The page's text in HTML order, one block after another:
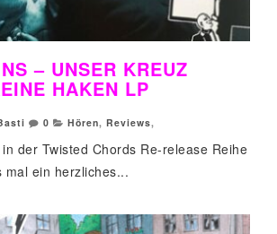
– UNSER KREUZ
HAKEN LP
0 Hören, Reviews,
der Twisted Chords Re-release Reihe
mal ein herzliches...